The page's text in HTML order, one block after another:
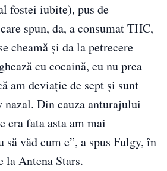
fostei iubite), pus de
spun, da, a consumat THC,
cheamă și da la petrecere
cu cocaină, eu nu prea
am deviație de sept și sunt
nazal. Din cauza anturajului
era fata asta am mai
să văd cum e”, a spus Fulgy, în
Antena Stars.